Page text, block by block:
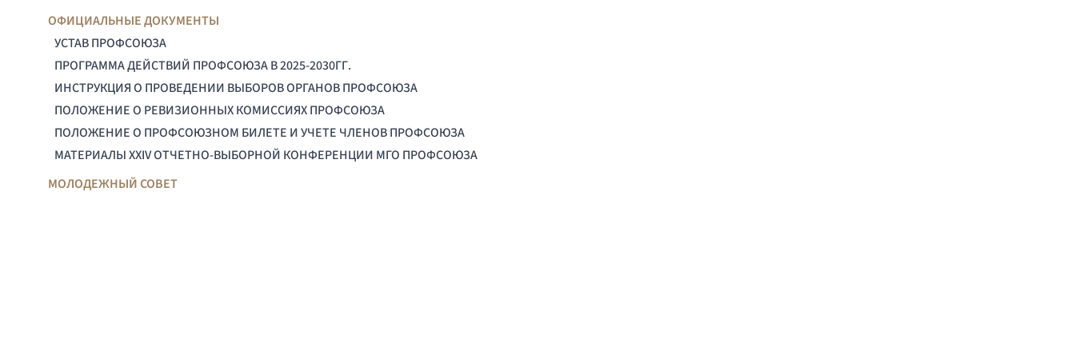
ОФИЦИАЛЬНЫЕ ДОКУМЕНТЫ
УСТАВ ПРОФСОЮЗА
ПРОГРАММА ДЕЙСТВИЙ ПРОФСОЮЗА В 2025-2030ГГ.
ИНСТРУКЦИЯ О ПРОВЕДЕНИИ ВЫБОРОВ ОРГАНОВ ПРОФСОЮЗА
ПОЛОЖЕНИЕ О РЕВИЗИОННЫХ КОМИССИЯХ ПРОФСОЮЗА
ПОЛОЖЕНИЕ О ПРОФСОЮЗНОМ БИЛЕТЕ И УЧЕТЕ ЧЛЕНОВ ПРОФСОЮЗА
МАТЕРИАЛЫ XXIV ОТЧЕТНО-ВЫБОРНОЙ КОНФЕРЕНЦИИ МГО ПРОФСОЮЗА
МОЛОДЕЖНЫЙ СОВЕТ